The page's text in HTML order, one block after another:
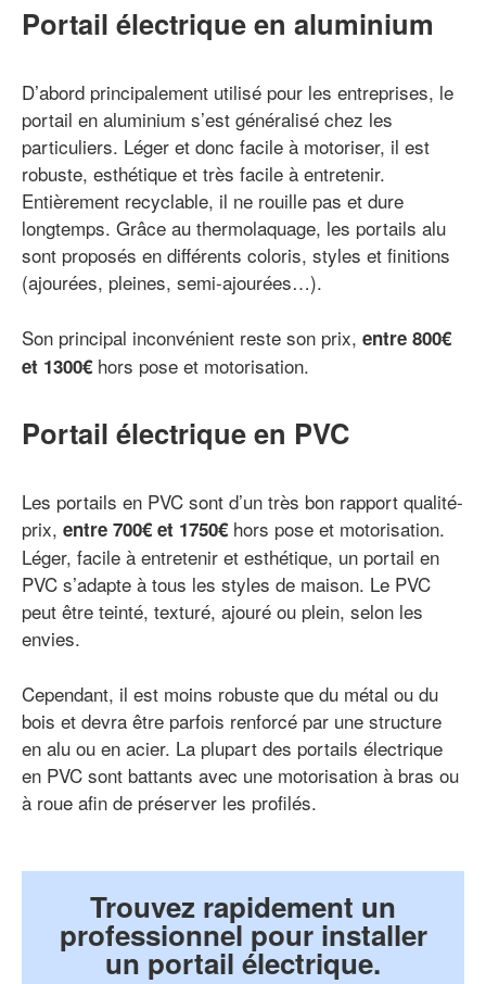
Portail électrique en aluminium
D’abord principalement utilisé pour les entreprises, le
portail en aluminium s’est généralisé chez les
particuliers. Léger et donc facile à motoriser, il est
robuste, esthétique et très facile à entretenir.
Entièrement recyclable, il ne rouille pas et dure
longtemps. Grâce au thermolaquage, les portails alu
sont proposés en différents coloris, styles et finitions
(ajourées, pleines, semi-ajourées…).
Son principal inconvénient reste son prix, entre 800€
et 1300€ hors pose et motorisation.
Portail électrique en PVC
Les portails en PVC sont d’un très bon rapport qualité-
prix, entre 700€ et 1750€ hors pose et motorisation.
Léger, facile à entretenir et esthétique, un portail en
PVC s’adapte à tous les styles de maison. Le PVC
peut être teinté, texturé, ajouré ou plein, selon les
envies.
Cependant, il est moins robuste que du métal ou du
bois et devra être parfois renforcé par une structure
en alu ou en acier. La plupart des portails électrique
en PVC sont battants avec une motorisation à bras ou
à roue afin de préserver les profilés.
Trouvez rapidement un
professionnel pour installer
un portail électrique.